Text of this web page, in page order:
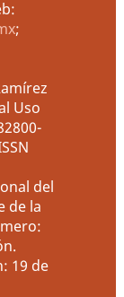
;
Uso
del
de la
19 de